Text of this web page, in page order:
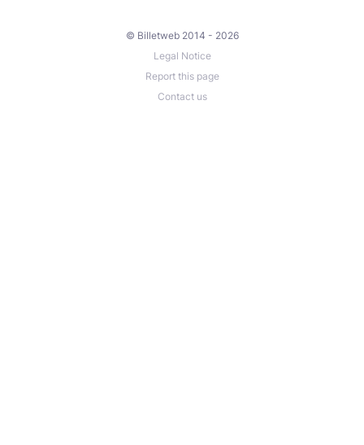
© Billetweb 2014 - 2026
Legal Notice
Report this page
Contact us